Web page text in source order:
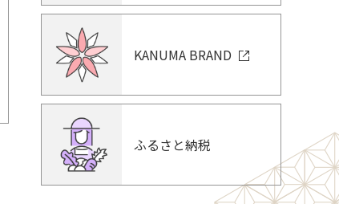
KANUMA BRAND
ふるさと納税